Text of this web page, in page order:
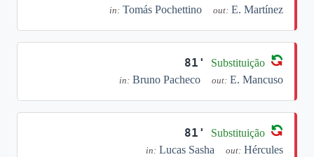
in: Tomás Pochettino out: E. Martínez
81' Substituição
in: Bruno Pacheco out: E. Mancuso
81' Substituição
in: Lucas Sasha out: Hércules